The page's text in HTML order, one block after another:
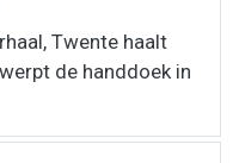
Twente haalt
de handdoek in